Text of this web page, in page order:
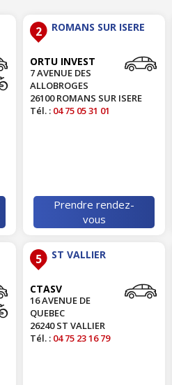
2 ROMANS SUR ISERE
ORTU INVEST
7 AVENUE DES
ALLOBROGES
26100 ROMANS SUR ISERE
Tél. : 04 75 05 31 01
Prendre rendez-
vous
5 ST VALLIER
CTASV
16 AVENUE DE
QUEBEC
26240 ST VALLIER
Tél. : 04 75 23 16 79